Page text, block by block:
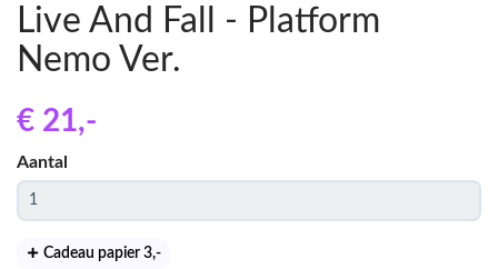
Live And Fall - Platform
Nemo Ver.
€ 21,-
Aantal
Cadeau papier 3,-